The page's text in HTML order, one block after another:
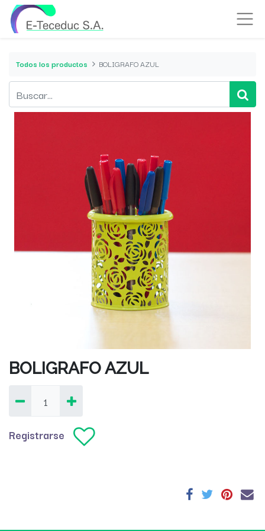
Todos los productos BOLIGRAFO AZUL
BOLIGRAFO AZUL
Registrarse